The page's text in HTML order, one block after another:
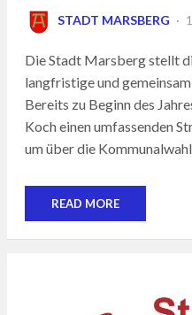
STADT MARSBERG
Die Stadt Marsberg stellt
langfristige und
Bereits zu Beginn des
Koch einen umfassenden
um über die
READ MORE